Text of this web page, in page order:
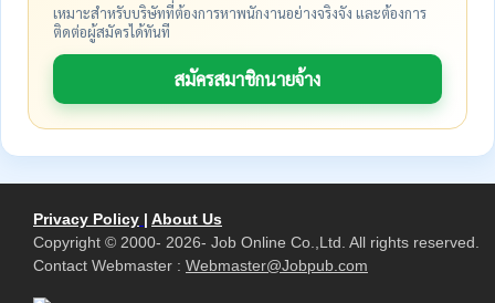
เหมาะสำหรับบริษัทที่ต้องการหาพนักงานอย่างจริงจัง และต้องการ
ติดต่อผู้สมัครได้ทันที
สมัครสมาชิกนายจ้าง
Privacy Policy | About Us
Copyright © 2000- 2026- Job Online Co.,Ltd. All rights reserved.
Contact Webmaster : Webmaster@Jobpub.com